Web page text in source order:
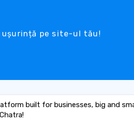
ușurință pe site-ul tău!
built for businesses, big and